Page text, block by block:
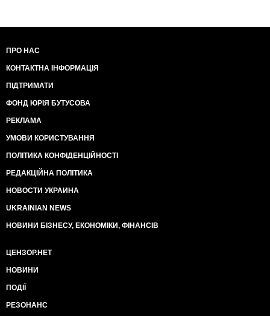
ПРО НАС
КОНТАКТНА ІНФОРМАЦІЯ
ПІДТРИМАТИ
ФОНД ЮРІЯ БУТУСОВА
РЕКЛАМА
УМОВИ КОРИСТУВАННЯ
ПОЛІТИКА КОНФІДЕНЦІЙНОСТІ
РЕДАКЦІЙНА ПОЛІТИКА
НОВОСТИ УКРАИНА
UKRAINIAN NEWS
НОВИНИ БІЗНЕСУ, ЕКОНОМІКИ, ФІНАНСІВ
ЦЕНЗОР.НЕТ
НОВИНИ
ПОДІЇ
РЕЗОНАНС